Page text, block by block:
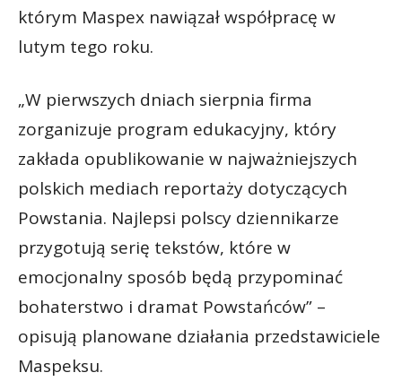
którym Maspex nawiązał współpracę w
lutym tego roku.
„W pierwszych dniach sierpnia firma
zorganizuje program edukacyjny, który
zakłada opublikowanie w najważniejszych
polskich mediach reportaży dotyczących
Powstania. Najlepsi polscy dziennikarze
przygotują serię tekstów, które w
emocjonalny sposób będą przypominać
bohaterstwo i dramat Powstańców” –
opisują planowane działania przedstawiciele
Maspeksu.